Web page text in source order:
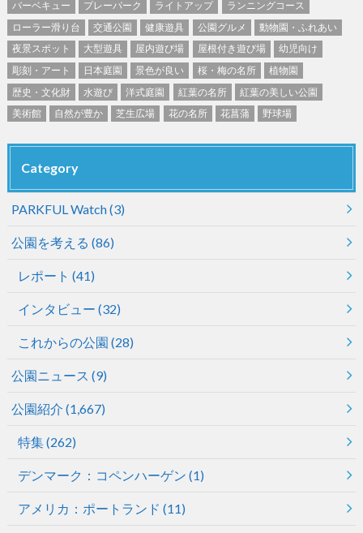
バーベキュー プレーパーク ライトアップ
ランニングコース
ローラー滑り台
交通公園 健康遊具 公園グルメ
動物園・ふれあい
夜景スポット
大型遊具 屋内遊び場 屋根付き遊び場
幼児向け
彫刻・アート
日本庭園 景色が良い 桜・梅の名所
植物園
歴史・文化財
水遊び 洋式庭園 紅葉の名所
紅葉の美しい公園
美術館
自然が豊か 芝生広場 花の名所 花菖蒲 野球場
Category
PARKFUL Watch(3)
公園を考える (86)
レポート (41)
インタビュー (32)
これからの公園 (28)
公園ニュース (9)
公園紹介 (1,667)
特集(262)
デンマーク：コペンハーゲン (1)
アメリカ：ポートランド (11)